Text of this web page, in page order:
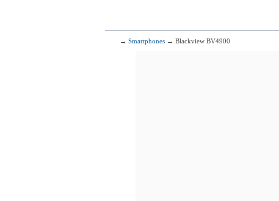
→ Smartphones → Blackview BV4900